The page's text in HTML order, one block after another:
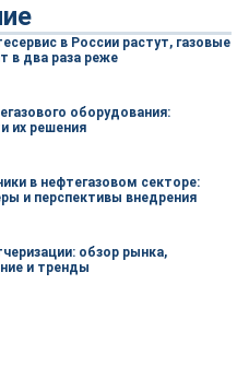
в России растут, газовые
в два раза реже
оборудования:
их решения
в нефтегазовом секторе:
и перспективы внедрения
обзор рынка,
и тренды